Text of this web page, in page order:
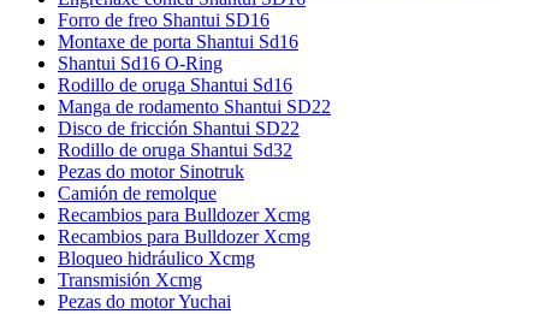
Forro de freo Shantui SD16
Montaxe de porta Shantui Sd16
Shantui Sd16 O-Ring
Rodillo de oruga Shantui Sd16
Manga de rodamento Shantui SD22
Disco de fricción Shantui SD22
Rodillo de oruga Shantui Sd32
Pezas do motor Sinotruk
Camión de remolque
Recambios para Bulldozer Xcmg
Recambios para Bulldozer Xcmg
Bloqueo hidráulico Xcmg
Transmisión Xcmg
Pezas do motor Yuchai